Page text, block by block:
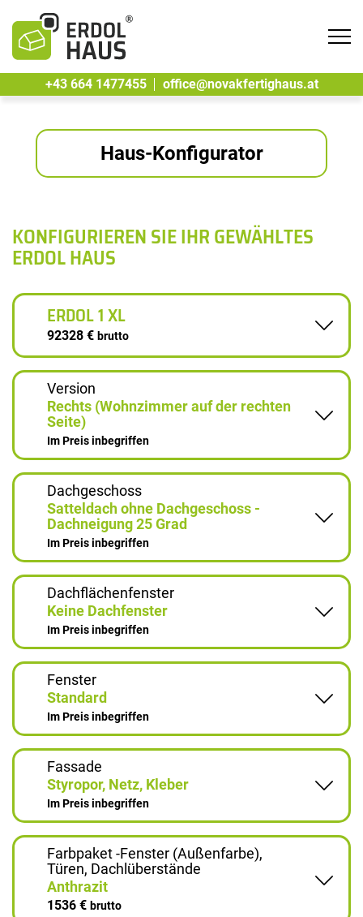
+43 664 1477455
office@novakfertighaus.at
Haus-Konfigurator
KONFIGURIEREN SIE IHR GEWÄHLTES
ERDOL HAUS
ERDOL 1 XL
92328 € brutto
Version
Rechts (Wohnzimmer auf der rechten
Seite)
Im Preis inbegriffen
Dachgeschoss
Satteldach ohne Dachgeschoss -
Dachneigung 25 Grad
Im Preis inbegriffen
Dachflächenfenster
Keine Dachfenster
Im Preis inbegriffen
Fenster
Standard
Im Preis inbegriffen
Fassade
Styropor, Netz, Kleber
Im Preis inbegriffen
Farbpaket -Fenster (Außenfarbe),
Türen, Dachlüberstände
Anthrazit
1536 € brutto